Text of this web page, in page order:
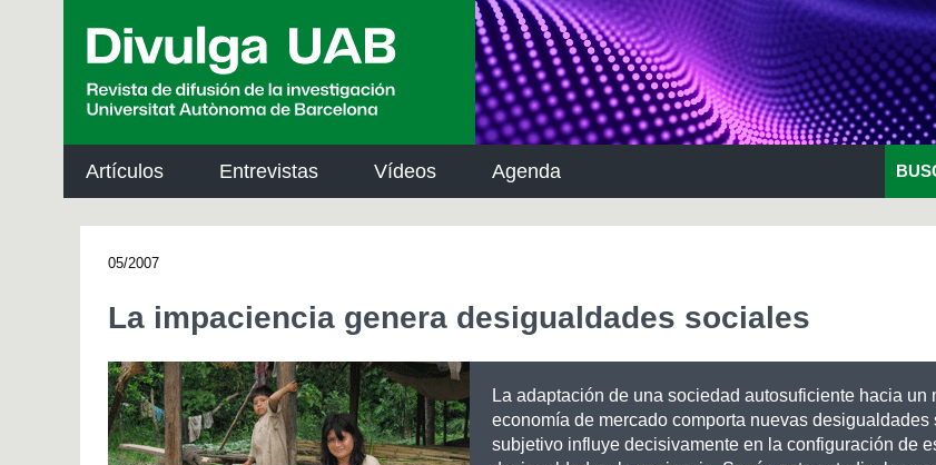
Artículos Entrevistas Vídeos Agenda
05/2007
La impaciencia genera desigualdades sociales
La adaptación de una sociedad autosuficiente hacia un
economía de mercado comporta nuevas desigualdades
subjetivo influye decisivamente en la configuración de